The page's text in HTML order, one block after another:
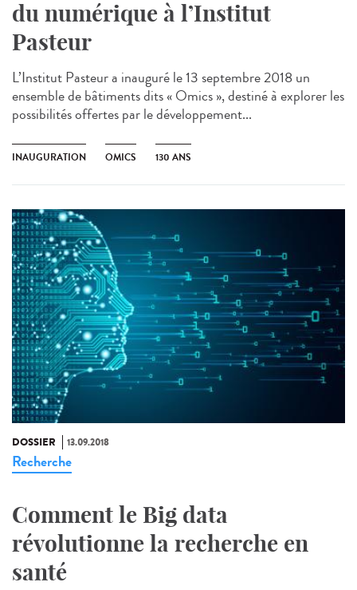
du numérique à l’Institut
Pasteur
L’Institut Pasteur a inauguré le 13 septembre 2018 un
ensemble de bâtiments dits « Omics », destiné à explorer les
possibilités offertes par le développement...
INAUGURATION OMICS 130 ANS
DOSSIER 13.09.2018
Recherche
Comment le Big data
révolutionne la recherche en
santé